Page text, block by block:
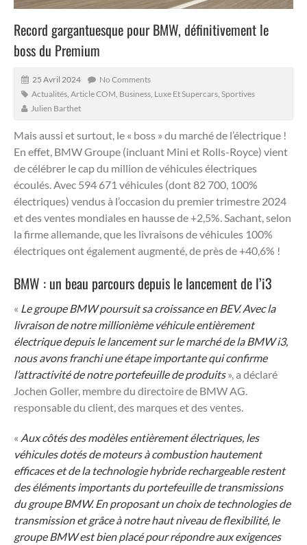
Record gargantuesque pour BMW, définitivement le
boss du Premium
25 Avril 2024
No Comments
Actualités Article COM Business Luxe Et Supercars Sportives
Julien Barthet
Mais aussi et surtout, le « boss » du marché de l’électrique !
En effet, BMW Groupe (incluant Mini et Rolls-Royce) vient
de célébrer le cap du million de véhicules électriques
écoulés. Avec 594 671 véhicules (dont 82 700, 100%
électriques) vendus à l’occasion du premier trimestre 2024
et des ventes mondiales en hausse de +2,5%. Sachant, selon
la firme allemande, que les livraisons de véhicules 100%
électriques ont également augmenté, de près de +40,6% !
BMW : un beau parcours depuis le lancement de l’i3
« Le groupe BMW poursuit sa croissance en BEV. Avec la
livraison de notre millionième véhicule entièrement
électrique depuis le lancement sur le marché de la BMW i3,
nous avons franchi une étape importante qui confirme
l’attractivité de notre portefeuille de produits», a déclaré
Jochen Goller, membre du directoire de BMW AG.
responsable du client, des marques et des ventes.
« Aux côtés des modèles entièrement électriques, les
véhicules dotés de moteurs à combustion hautement
efficaces et de la technologie hybride rechargeable restent
des éléments importants du portefeuille de transmissions
du groupe BMW. En proposant un choix de technologies de
transmission et grâce à notre haut niveau de flexibilité, le
groupe BMW est bien placé pour répondre aux exigences